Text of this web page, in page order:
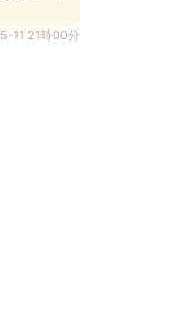
11 21時00分